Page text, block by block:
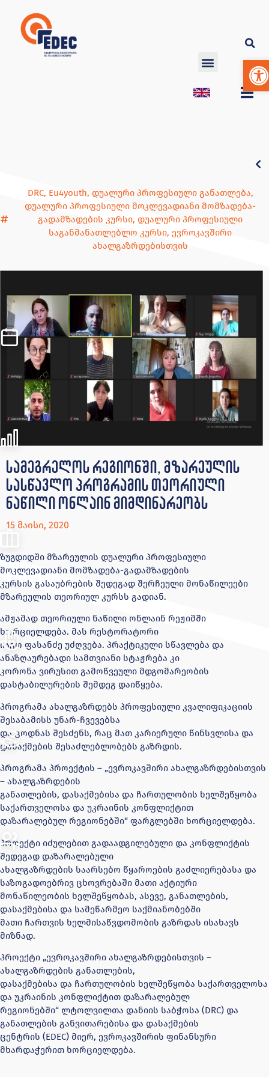
DRC, Eu4youth, დუალური პროფესიული განათლება,
დუალური პროფესიული მოკლევადიანი მომზადება-
გადამზადების კურსი, დუალური პროფესიული
საგანმანათლებლო კურსი, ევროკავშირი
ახალგაზრდებისთვის
სამეგრელოს რეგიონში, მზარეულის
სასწავლო პროგრამის თეორიული
ნაწილი ონლაინ მიმდინარეობს
15 მაისი, 2020
ზუგდიდში მზარეულის დუალური პროფესიული
მოკლევადიანი მომზადება-გადამზადების
კურსის გასაუბრების შედეგად შერჩეული მონაწილეები
მზარეულის თეორიულ კურსს გადიან.
ამჟამად თეორიული ნაწილი ონლაინ რეჟიმში
ხორციელდება. მას რესტორატორი
იაგო ფასანძე უძღვება. პრაქტიკული სწავლება და
ანაზღაურებადი სამთვიანი სტაჟრება კი
კორონა ვირუსით გამოწვეული მდგომარეობის
დასტაბილურების შემდეგ დაიწყება.
პროგრამა ახალგაზრდებს პროფესიული კვალიფიკაციის
შესაბამისს უნარ-ჩვევებსა
და ცოდნას შესძენს, რაც მათ კარიერული წინსვლისა და
დასაქმების შესაძლებლობებს გაზრდის.
პროგრამა პროექტის – „ევროკავშირი ახალგაზრდებისთვის
– ახალგაზრდების
განათლების, დასაქმებისა და ჩართულობის ხელშეწყობა
საქართველოსა და უკრაინის კონფლიქტით
დაზარალებულ რეგიონებში“ ფარგლებში ხორციელდება.
პროექტი იძულებით გადაადგილებული და კონფლიქტის
შედეგად დაზარალებული
ახალგაზრდების საარსებო წყაროების გაძლიერებასა და
საზოგადოებრივ ცხოვრებაში მათი აქტიური
მონაწილეობის ხელშეწყობას, ასევე, განათლების,
დასაქმებისა და სამეწარმეო საქმიანობებში
მათი ჩართვის ხელმისაწვდომობის გაზრდას ისახავს
მიზნად.
პროექტი „ევროკავშირი ახალგაზრდებისთვის –
ახალგაზრდების განათლების,
დასაქმებისა და ჩართულობის ხელშეწყობა საქართველოსა
და უკრაინის კონფლიქტით დაზარალებულ
რეგიონებში“ ლტოლვილთა დანიის საბჭოსა (DRC) და
განათლების განვითარებისა და დასაქმების
ცენტრის (EDEC) მიერ, ევროკავშირის ფინანსური
მხარდაჭერით ხორციელდება.